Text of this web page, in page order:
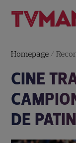
Homepage /
CINE
DE